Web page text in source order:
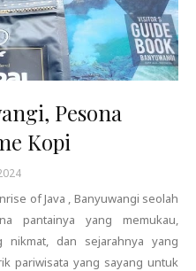
Pesona
Kopi
of Java , Banyuwangi seolah
pantainya yang memukau,
nikmat, dan sejarahnya yang
pariwisata yang sayang untuk